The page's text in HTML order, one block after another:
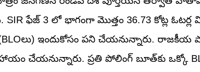
SIR ఫేజ్ 3 లో భాగంగా మొత్తం 36.73 కోట్ల ఓటర్ల
ఇందుకోసం పని చేయనున్నారు. రాజకీయ
సహాయం చేయనున్నారు. ప్రతి పోలింగ్ బూత్‌కు